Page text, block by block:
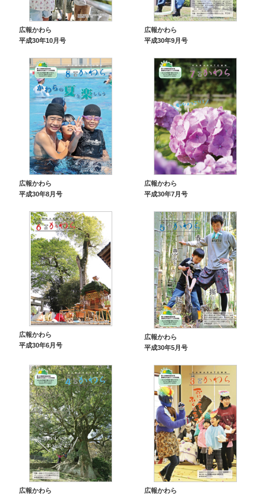
広報かわら
平成30年10月号
広報かわら
平成30年9月号
広報かわら
平成30年8月号
広報かわら
平成30年7月号
広報かわら
平成30年6月号
広報かわら
平成30年5月号
広報かわら 広報かわら